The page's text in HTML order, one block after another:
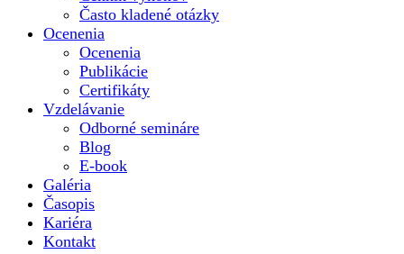
Často kladené otázky
Ocenenia
Ocenenia
Publikácie
Certifikáty
Vzdelávanie
Odborné semináre
Blog
E-book
Galéria
Časopis
Kariéra
Kontakt